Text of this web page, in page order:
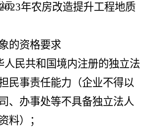
示
年农房改造提升工程地质
资格要求
人民共和国境内注册的独立法
民事责任能力（企业不得以
、办事处等不具备独立法人
料）；